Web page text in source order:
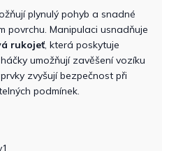
plynulý pohyb a snadné
povrchu. Manipulaci usnadňuje
rukojeť, která poskytuje
umožňují zavěšení vozíku
zvyšují bezpečnost při
podmínek.